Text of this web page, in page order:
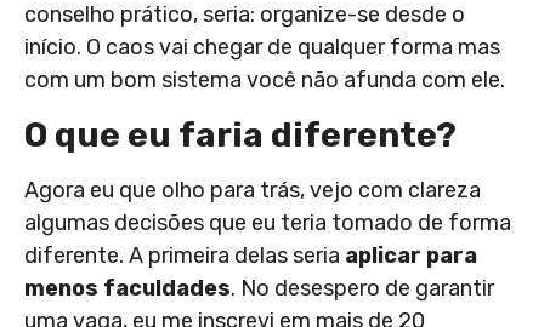
conselho prático, seria: organize-se desde o
início. O caos vai chegar de qualquer forma mas
com um bom sistema você não afunda com ele.
O que eu faria diferente?
Agora eu que olho para trás, vejo com clareza
algumas decisões que eu teria tomado de forma
diferente. A primeira delas seria aplicar para
menos faculdades. No desespero de garantir
uma vaga, eu me inscrevi em mais de 20